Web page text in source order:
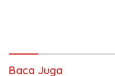
Baca Juga